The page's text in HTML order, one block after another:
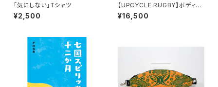
「気にしない」Tシャツ
¥2,500
【UPCYCLE RUGBY】ボディバ
ッグ（Blackferns Type-B）
¥16,500